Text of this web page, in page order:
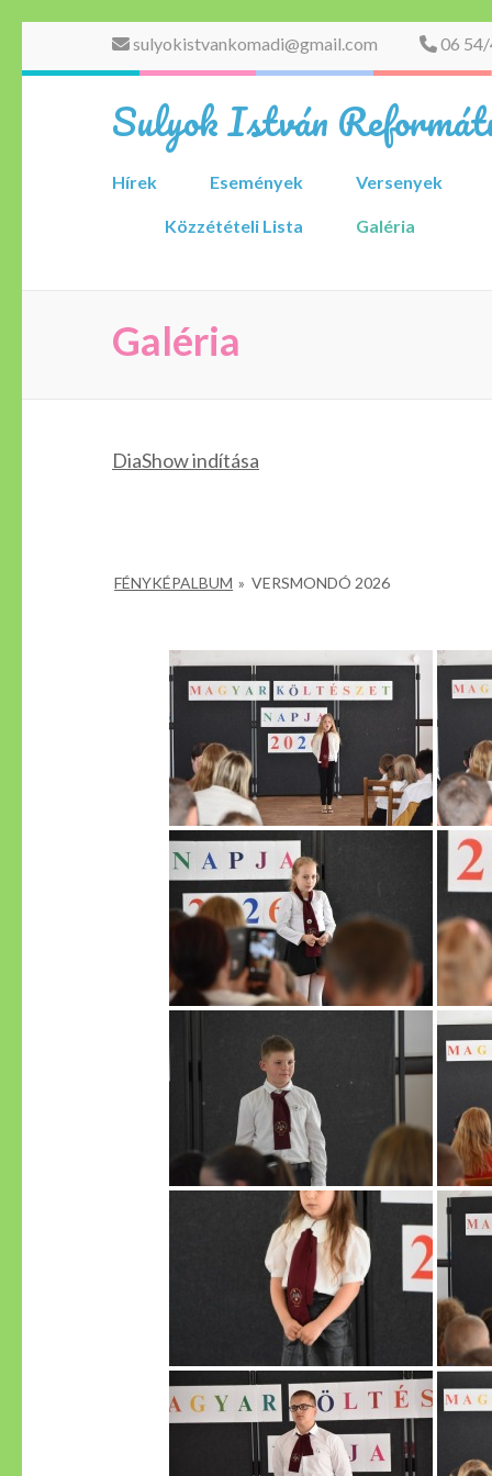
sulyokistvankomadi@gmail.com 06
Sulyok István
Hírek Események Versenyek
Közzétételi Lista Galéria
Galéria
DiaShow indítása
FÉNYKÉPALBUM » VERSMONDÓ 2026